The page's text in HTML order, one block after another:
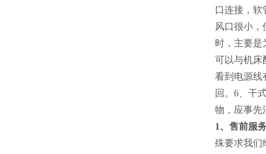
口连接，软
风口很小
时，主要是
可以与机床
看到电源线
回。6、干
物，应事先
1、售前服
殊要求我们